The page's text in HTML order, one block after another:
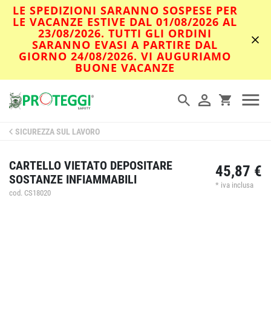
LE SPEDIZIONI SARANNO SOSPESE PER
LE VACANZE ESTIVE DAL 01/08/2026 AL
23/08/2026. TUTTI GLI ORDINI
SARANNO EVASI A PARTIRE DAL
GIORNO 24/08/2026. VI AUGURIAMO
BUONE VACANZE
SICUREZZA SUL LAVORO
CARTELLO VIETATO DEPOSITARE
SOSTANZE INFIAMMABILI
cod. CS18020
45,87 €
* iva inclusa